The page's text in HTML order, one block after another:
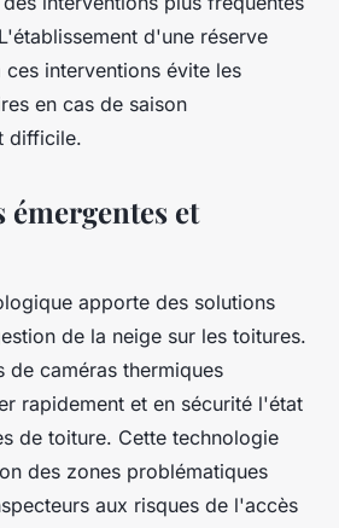
d'une réserve
interventions évite les
en cas de saison
difficile.
et
apporte des solutions
de la neige sur les toitures.
de caméras thermiques
rapidement et en sécurité l'état
de toiture. Cette technologie
des zones problématiques
aux risques de l'accès